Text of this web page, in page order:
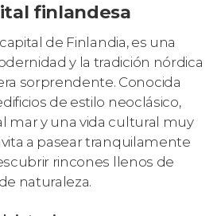
finlandesa
de Finlandia, es una
y la tradición nórdica
sorprendente. Conocida
de estilo neoclásico,
mar y una vida cultural muy
a pasear tranquilamente
rincones llenos de
naturaleza.